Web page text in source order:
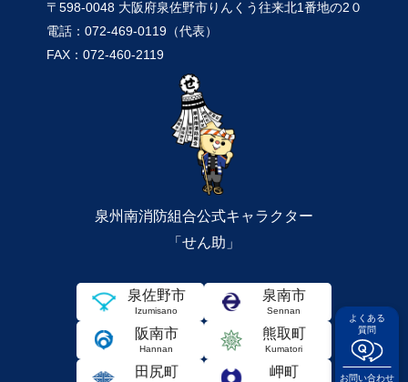
よくある
質問
お問い合わせ
〒598-0048 大阪府泉佐野市りんくう往来北1番地の2０
電話：072-469-0119（代表）
FAX：072-460-2119
泉州南消防組合公式キャラクター
「せん助」
泉佐野市
Izumisano
泉南市
Sennan
阪南市
Hannan
熊取町
Kumatori
田尻町 岬町